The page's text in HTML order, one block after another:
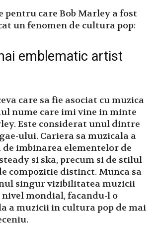
pentru care Bob Marley a fost
un fenomen de cultura pop:
emblematic artist
care sa fie asociat cu muzica
nume care imi vine in minte
Este considerat unul dintre
ului. Cariera sa muzicala a
imbinarea elementelor de
si ska, precum si de stilul
compozitie distinct. Munca sa
singur vizibilitatea muzicii
mondial, facandu-l o
a muzicii in cultura pop de mai